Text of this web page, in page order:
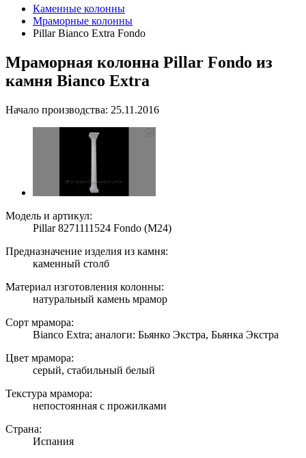
Каменные колонны
Мраморные колонны
Pillar Bianco Extra Fondo
Мраморная колонна Pillar Fondo из
камня Bianco Extra
Начало производства: 25.11.2016
Модель и артикул:
Pillar 8271111524 Fondo (M24)
Предназначение изделия из камня:
каменный столб
Материал изготовления колонны:
натуральный камень мрамор
Сорт мрамора:
Bianco Extra; аналоги: Бьянко Экстра, Бьянка Экстра
Цвет мрамора:
серый, стабильный белый
Текстура мрамора:
непостоянная с прожилками
Страна:
Испания